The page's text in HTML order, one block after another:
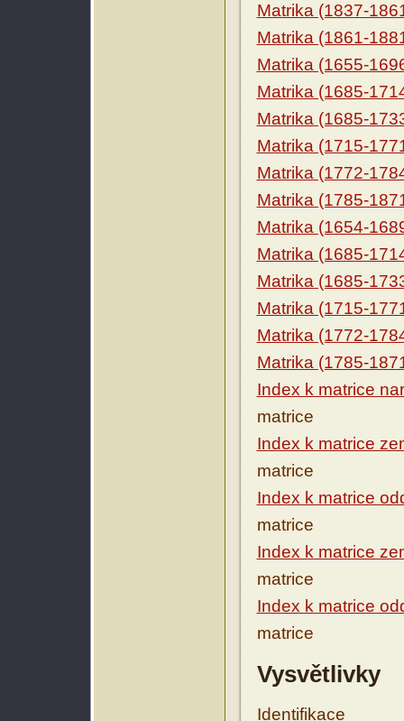
Matrika (1837-
Matrika (1861-
Matrika (1655-
Matrika (1685-
Matrika (1685-
Matrika (1715-
Matrika (1772-
Matrika (1785-
Matrika (1654-
Matrika (1685-
Matrika (1685-
Matrika (1715-
Matrika (1772-
Matrika (1785-
Index k matrice
matrice
Index k matrice
matrice
Index k matrice
matrice
Index k matrice
matrice
Index k matrice
matrice
Vysvětlivky
Identifikace